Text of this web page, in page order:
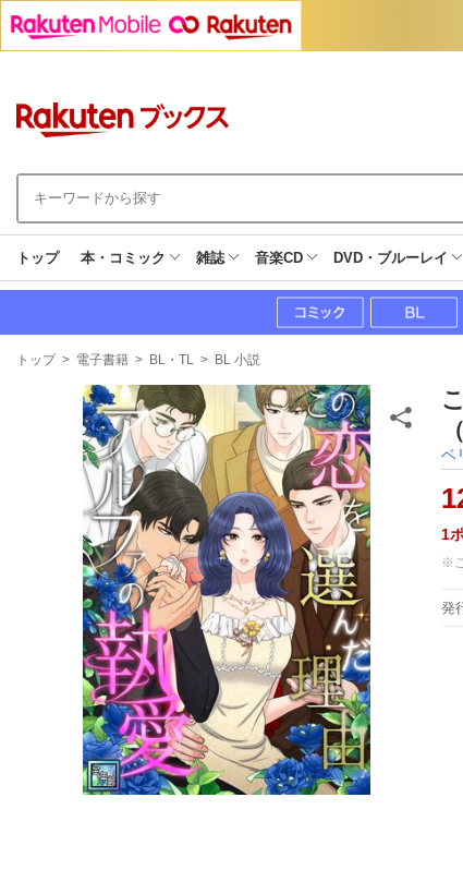
トップ 本・コミック 雑誌 音楽CD DVD・ブルーレイ
現
トップ > 電子書籍 > BL・TL > BL 小説
ベ
1
※
発